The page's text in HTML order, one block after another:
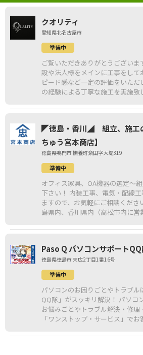
クオリティ
愛知県北名古屋市
準備中
ご覧いただきありがとうございます！ 弊社は、 公
設や法人様をメインに工事をして
ピード感など一定の評価をいただ
の経験による丁寧な施工を実施致します。
◤徳島・香川◢ 組立、施工
ちゅう宮本商店】
徳島県鳴門市 撫養町斎田字大堤319
準備中
オフィス家具、OA機器の選定～
下さい！ 内装工事、電気・配線
ますので、お気軽にご相談くださ
島県内、香川県内（高松市内に営
Paso Q パソコンサポート
徳島県徳島市 末広2丁目1番16号
準備中
パソコンのお困りごとやトラブル
QQ隊」がスッキリ解決！ パソコ
お悩みごとやトラブル解決・修理
「ワンストップ・サービス」で